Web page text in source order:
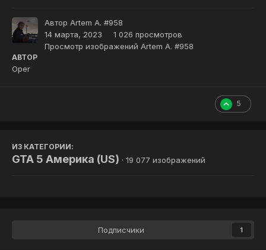
Автор Artem A. #958
14 марта, 2023
1 026 просмотров
Просмотр изображений Artem A. #958
АВТОР
Oper
5
ИЗ КАТЕГОРИИ:
GTA 5 Америка (US) · 19 077 изображений
Подписчики 1